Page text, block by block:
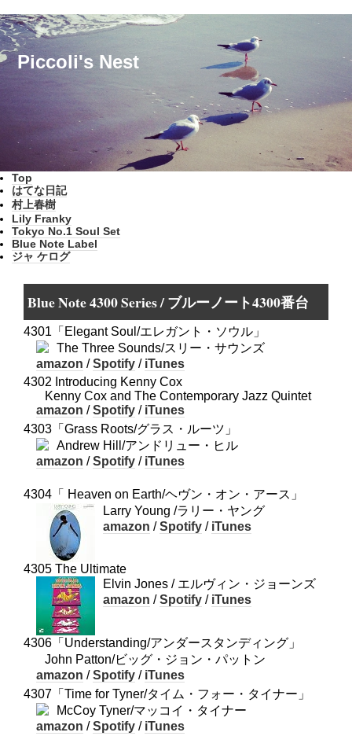
Piccoli's Nest
Top
はてな日記
村上春樹
Lily Franky
Tokyo No.1 Soul Set
Blue Note Label
ジャ ケログ
Blue Note 4300 Series / ブルーノート4300番台
4301「Elegant Soul/エレガント・ソウル」
The Three Sounds/スリー・サウンズ
amazon /Spotify / iTunes
4302 Introducing Kenny Cox
Kenny Cox and The Contemporary Jazz Quintet
amazon /Spotify / iTunes
4303「Grass Roots/グラス・ルーツ」
Andrew Hill/アンドリュー・ヒル
amazon /Spotify / iTunes
4304「 Heaven on Earth/ヘヴン・オン・アース」
Larry Young /ラリー・ヤング
amazon /Spotify / iTunes
4305 The Ultimate
Elvin Jones / エルヴィン・ジョーンズ
amazon /Spotify / iTunes
4306「Understanding/アンダースタンディング」
John Patton/ビッグ・ジョン・パットン
amazon /Spotify / iTunes
4307「Time for Tyner/タイム・フォー・タイナー」
McCoy Tyner/マッコイ・タイナー
amazon /Spotify / iTunes